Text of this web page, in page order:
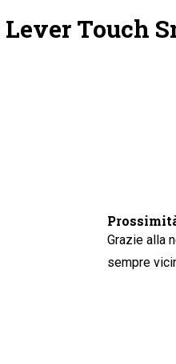
Touch
Grazie alla
sempre